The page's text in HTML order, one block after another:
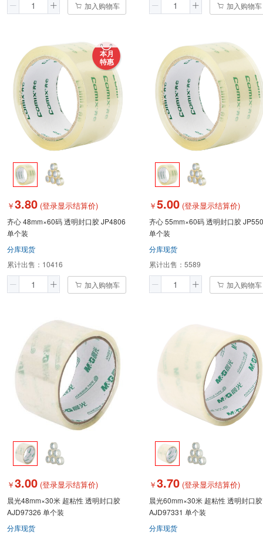
加入购物车 加入购物车
本月
特惠
￥3.80 (登录显示结算价)
齐心 48mm×60码 透明封口胶 JP4806
单个装
分库现货
累计出售： 10416
加入购物车
￥5.00 (登录显示结算价)
齐心 55mm×60码 透明封口胶
单个装
分库现货
累计出售： 5589
加入购物车
￥3.00 (登录显示结算价)
晨光48mm×30米 超粘性 透明封口胶
AJD97326 单个装
分库现货
￥3.70 (登录显示结算价)
晨光60mm×30米 超粘性 透明封口胶
AJD97331 单个装
分库现货